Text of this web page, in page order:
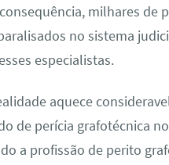
milhares de
no sistema
especialistas.
aquece
de perícia grafotécnica
a profissão de perito